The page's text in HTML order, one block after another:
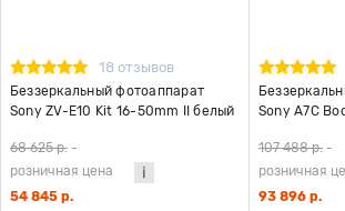
18 отзывов
Беззеркальный фотоаппарат
Sony ZV-E10 Kit 16-50mm II белый
68 625 р. -
розничная цена
54 845 р.
Sony A7С
107 488 р. -
розничная
93 896 р.